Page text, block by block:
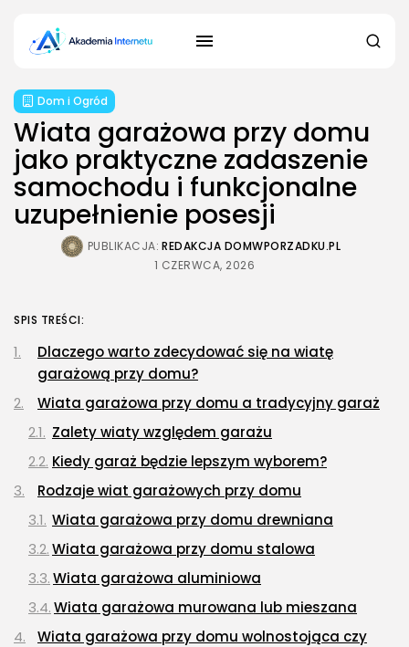
Dom i Ogród
Wiata garażowa przy domu
jako praktyczne zadaszenie
samochodu i funkcjonalne
uzupełnienie posesji
PUBLIKACJA: REDAKCJA DOMWPORZADKU.PL
1 CZERWCA, 2026
SPIS TREŚCI:
Dlaczego warto zdecydować się na wiatę
garażową przy domu?
Wiata garażowa przy domu a tradycyjny garaż
Zalety wiaty względem garażu
Kiedy garaż będzie lepszym wyborem?
Rodzaje wiat garażowych przy domu
Wiata garażowa przy domu drewniana
Wiata garażowa przy domu stalowa
Wiata garażowa aluminiowa
Wiata garażowa murowana lub mieszana
Wiata garażowa przy domu wolnostojąca czy